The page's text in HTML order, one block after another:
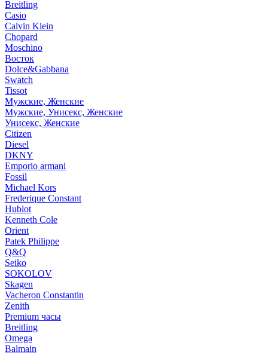
Breitling
Casio
Calvin Klein
Chopard
Moschino
Восток
Dolce&Gabbana
Swatch
Tissot
Мужские, Женские
Мужские, Унисекс, Женские
Унисекс, Женские
Citizen
Diesel
DKNY
Emporio armani
Fossil
Michael Kors
Frederique Constant
Hublot
Kenneth Cole
Orient
Patek Philippe
Q&Q
Seiko
SOKOLOV
Skagen
Vacheron Constantin
Zenith
Premium часы
Breitling
Omega
Balmain